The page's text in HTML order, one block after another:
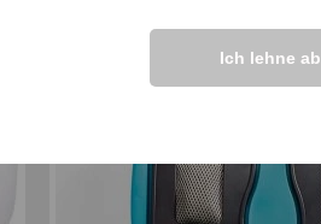
Ich lehne ab